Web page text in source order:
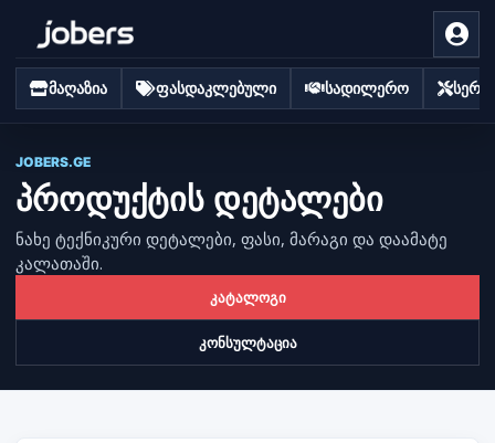
მაღაზია ფასდაკლებული სადილერო
JOBERS.GE
პროდუქტის დეტალები
ნახე ტექნიკური დეტალები, ფასი, მარაგი და დაამატე
კალათაში.
კატალოგი
კონსულტაცია